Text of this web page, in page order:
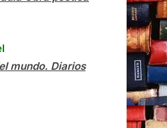
mundo. Diarios